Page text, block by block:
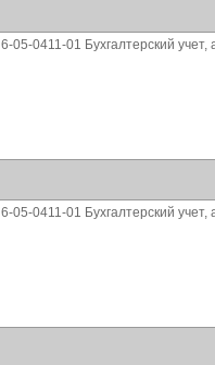
6-05-0411-01 Бухгалтерский
6-05-0411-01 Бухгалтерский